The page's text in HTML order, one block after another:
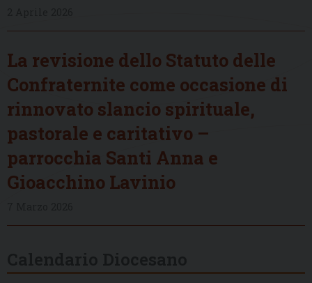
La revisione dello Statuto delle
Confraternite come occasione di
rinnovato slancio spirituale,
pastorale e caritativo –
parrocchia Santi Anna e
Gioacchino Lavinio